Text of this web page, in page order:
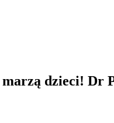
dzieci! Dr